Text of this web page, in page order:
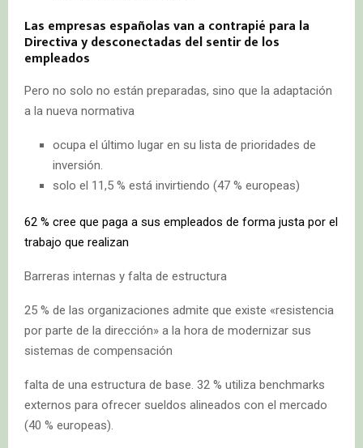
Las empresas españolas van a contrapié para la
Directiva y desconectadas del sentir de los
empleados
Pero no solo no están preparadas, sino que la adaptación
a la nueva normativa
ocupa el último lugar en su lista de prioridades de
inversión.
solo el 11,5 % está invirtiendo (47 % europeas)
62 % cree que paga a sus empleados de forma justa por el
trabajo que realizan
Barreras internas y falta de estructura
25 % de las organizaciones admite que existe «resistencia
por parte de la dirección» a la hora de modernizar sus
sistemas de compensación
falta de una estructura de base. 32 % utiliza benchmarks
externos para ofrecer sueldos alineados con el mercado
(40 % europeas).